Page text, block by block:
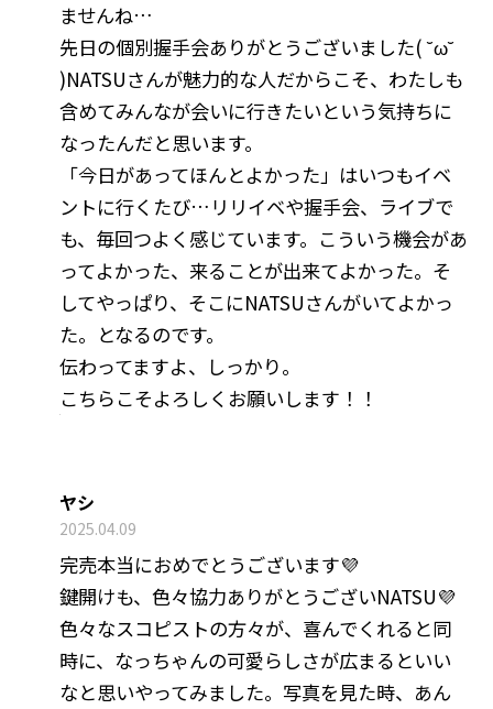
ませんね…
先日の個別握手会ありがとうございました( ˘ω˘
)NATSUさんが魅力的な人だからこそ、わたしも
含めてみんなが会いに行きたいという気持ちに
なったんだと思います。
「今日があってほんとよかった」はいつもイベ
ントに行くたび…リリイベや握手会、ライブで
も、毎回つよく感じています。こういう機会があ
ってよかった、来ることが出来てよかった。そ
してやっぱり、そこにNATSUさんがいてよかっ
た。となるのです。
伝わってますよ、しっかり。
こちらこそよろしくお願いします！！
ヤシ
2025.04.09
完売本当におめでとうございます💜‪
鍵開けも、色々協力ありがとうございNATSU💜‪
色々なスコピストの方々が、喜んでくれると同
時に、なっちゃんの可愛らしさが広まるといい
なと思いやってみました。写真を見た時、あん